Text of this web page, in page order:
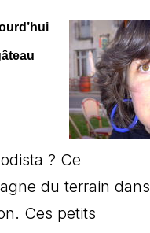
? Ce
du terrain dans
Ces petits